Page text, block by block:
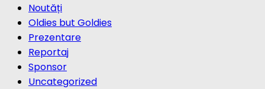
Noutăți
Oldies but Goldies
Prezentare
Reportaj
Sponsor
Uncategorized